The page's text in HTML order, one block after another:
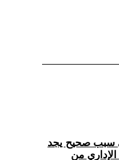
على سبب صحیح یجد
من